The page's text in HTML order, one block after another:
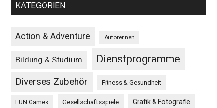
KATEGORIEN
Action & Adventure Autorennen
Bildung & Studium Dienstprogramme
Diverses Zubehör Fitness & Gesundheit
FUN Games Gesellschaftsspiele Grafik & Fotografie